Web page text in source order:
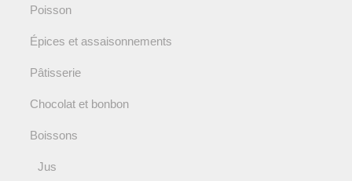
Poisson
Épices et assaisonnements
Pâtisserie
Chocolat et bonbon
Boissons
Jus